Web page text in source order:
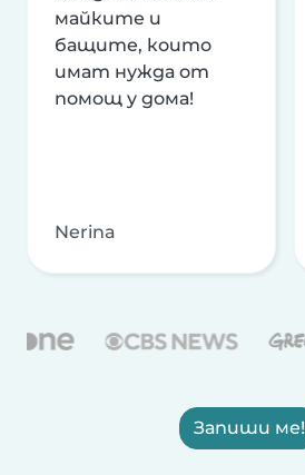
майките и
бащите, които
имат нужда от
помощ у дома!
Nerina
Запиши ме!